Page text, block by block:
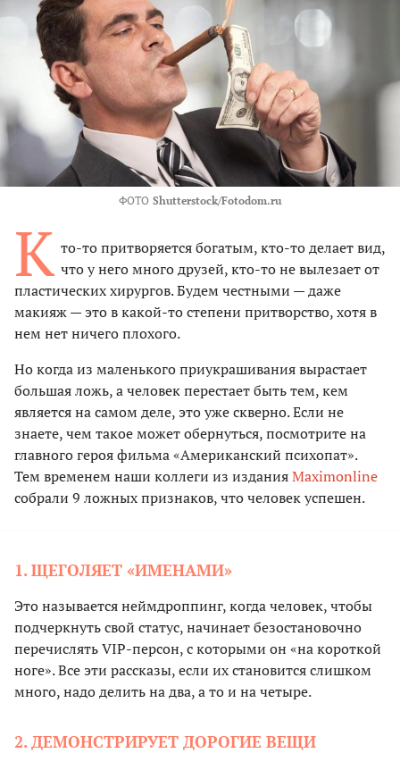
ФОТО Shutterstock/Fotodom.ru
К то-то притворяется богатым, кто-то делает вид,
что у него много друзей, кто-то не вылезает от
пластических хирургов. Будем честными — даже
макияж — это в какой-то степени притворство, хотя в
нем нет ничего плохого.
Но когда из маленького приукрашивания вырастает
большая ложь, а человек перестает быть тем, кем
является на самом деле, это уже скверно. Если не
знаете, чем такое может обернуться, посмотрите на
главного героя фильма «Американский психопат».
Тем временем наши коллеги из изданияMaximonline
собрали 9 ложных признаков, что человек успешен.
1. ЩЕГОЛЯЕТ «ИМЕНАМИ»
Это называется неймдроппинг, когда человек, чтобы
подчеркнуть свой статус, начинает безостановочно
перечислять VIP-персон, с которыми он «на короткой
ноге». Все эти рассказы, если их становится слишком
много, надо делить на два, а то и на четыре.
2. ДЕМОНСТРИРУЕТ ДОРОГИЕ ВЕЩИ